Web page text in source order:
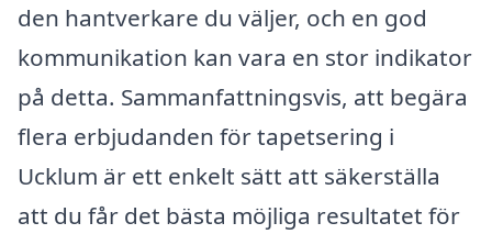
den hantverkare du väljer, och en god
kommunikation kan vara en stor indikator
på detta. Sammanfattningsvis, att begära
flera erbjudanden för tapetsering i
Ucklum är ett enkelt sätt att säkerställa
att du får det bästa möjliga resultatet för